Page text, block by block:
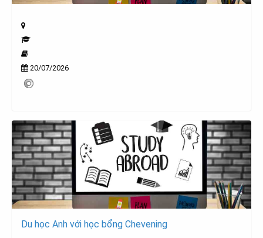
20/07/2026
Du học Anh với học bổng Chevening